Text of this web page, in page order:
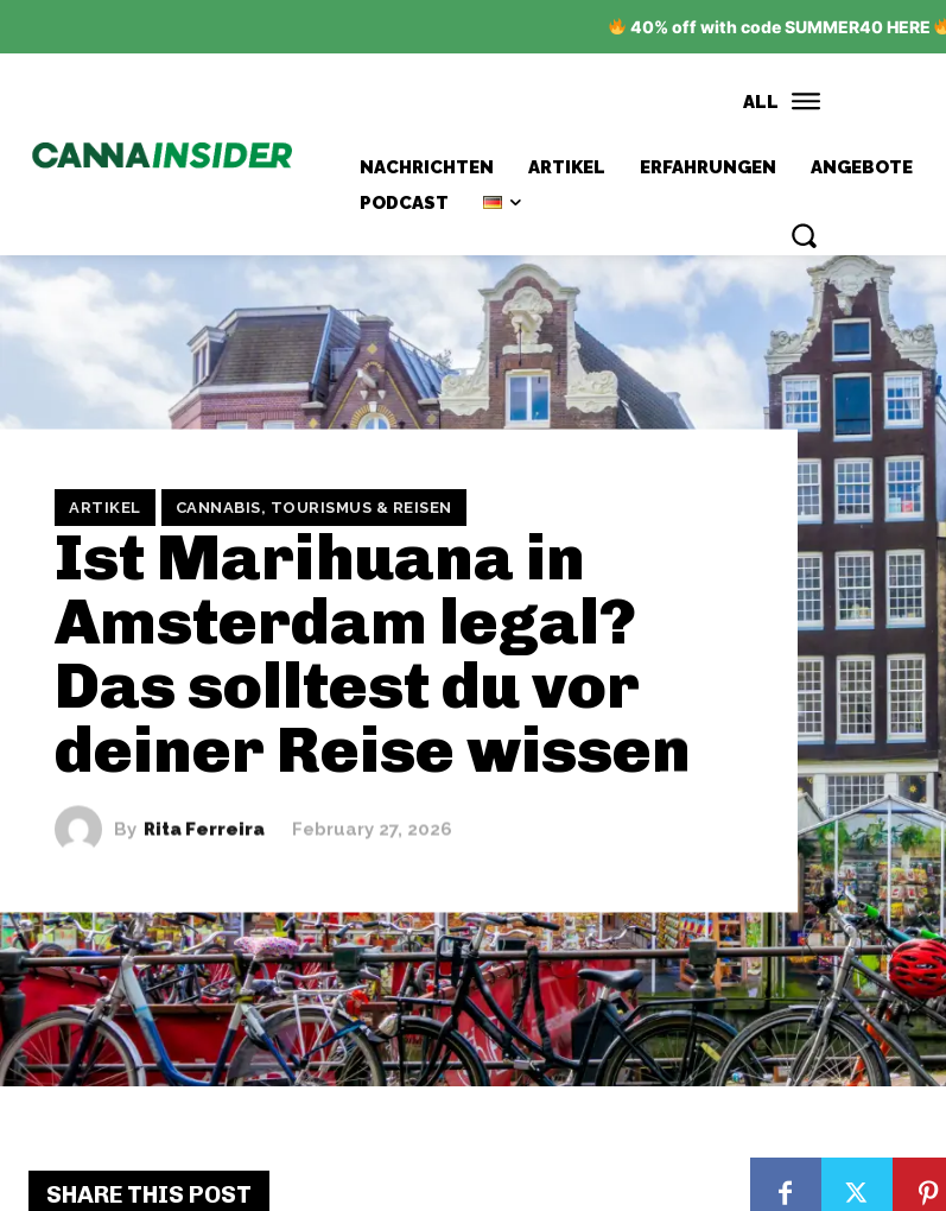
40% off with code SUMMER40 HERE
ALL
NACHRICHTEN ARTIKEL ERFAHRUNGEN ANGEBOTE
PODCAST
ARTIKEL CANNABIS, TOURISMUS & REISEN
Ist Marihuana in
Amsterdam legal?
Das solltest du vor
deiner Reise wissen
By Rita Ferreira February 27, 2026
SHARE THIS POST